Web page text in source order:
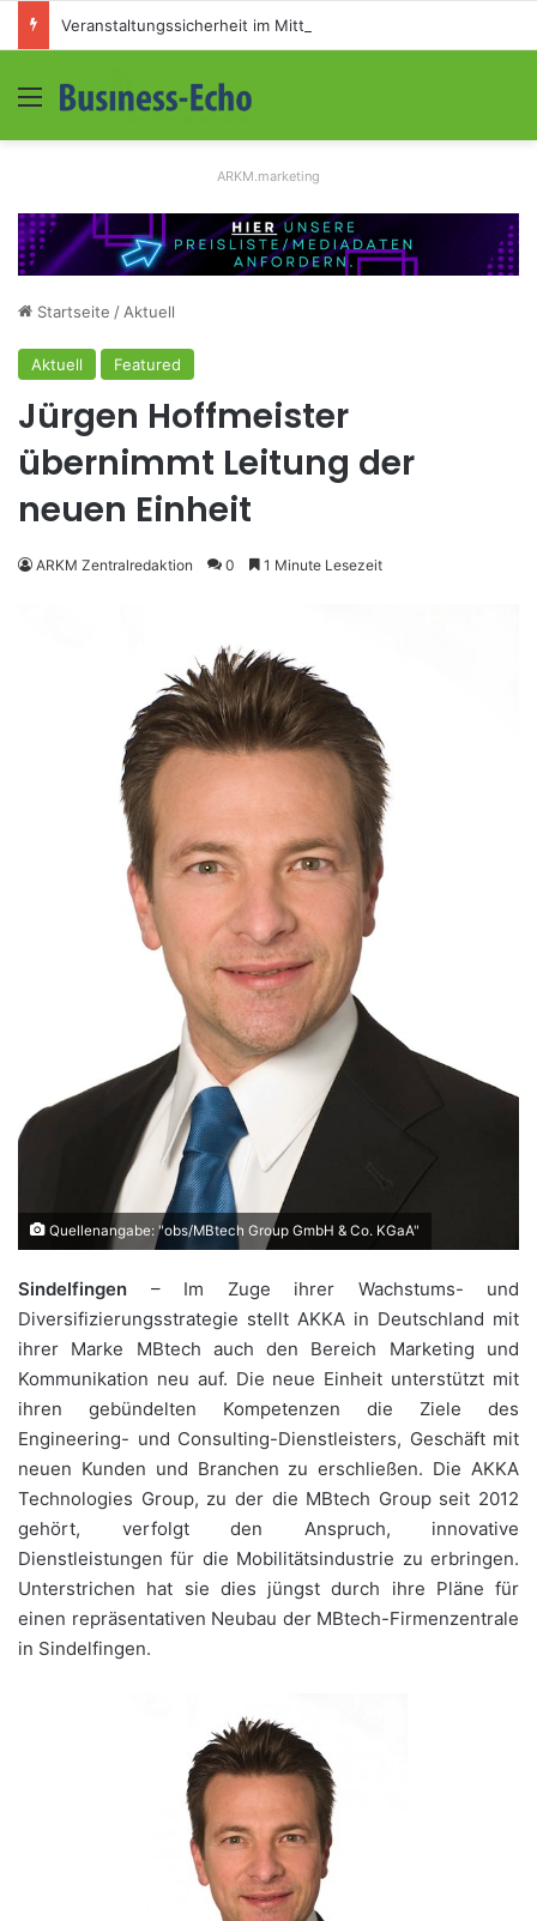
Menü
ARKM.marketing
Startseite / Aktuell
Aktuell Featured
Jürgen Hoffmeister
übernimmt Leitung der
neuen Einheit
ARKM Zentralredaktion 0 1 Minute Lesezeit
Quellenangabe: "obs/MBtech Group GmbH & Co. KGaA"
Sindelfingen – Im Zuge ihrer Wachstums- und
Diversifizierungsstrategie stellt AKKA in Deutschland mit
ihrer Marke MBtech auch den Bereich Marketing und
Kommunikation neu auf. Die neue Einheit unterstützt mit
ihren gebündelten Kompetenzen die Ziele des
Engineering- und Consulting-Dienstleisters, Geschäft mit
neuen Kunden und Branchen zu erschließen. Die AKKA
Technologies Group, zu der die MBtech Group seit 2012
gehört, verfolgt den Anspruch, innovative
Dienstleistungen für die Mobilitätsindustrie zu erbringen.
Unterstrichen hat sie dies jüngst durch ihre Pläne für
einen repräsentativen Neubau der MBtech-Firmenzentrale
in Sindelfingen.